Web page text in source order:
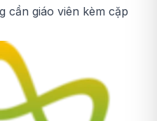
cần giáo viên kèm cặp